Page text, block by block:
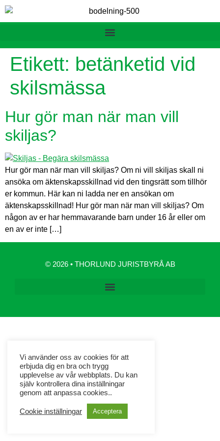
Etikett: betänketid vid
skilsmässa
Hur gör man när man vill
skiljas?
Hur gör man när man vill skiljas? Om ni vill skiljas skall ni
ansöka om äktenskapsskillnad vid den tingsrätt som tillhör
er kommun. Här kan ni ladda ner en ansökan om
äktenskapsskillnad! Hur gör man när man vill skiljas? Om
någon av er har hemmavarande barn under 16 år eller om
en av er inte […]
© 2026 • THORLUND JURISTBYRÅ AB
Vi använder oss av cookies för att
erbjuda dig en bra och trygg
upplevelse av vår webbplats. Du kan
själv kontrollera dina inställningar
genom att anpassa cookies..
Cookie inställningar Acceptera